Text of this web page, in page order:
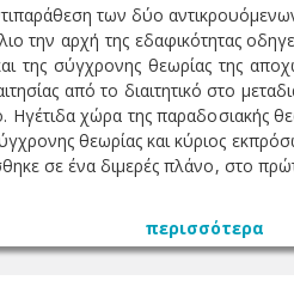
των δύο
την αρχή της εδαφικότητας
της σύγχρονης θεωρίας της
από το διαιτητικό στο
Ηγέτιδα χώρα της
θεωρίας και κύριος
σε ένα διμερές πλάνο, στο
περισσότερα